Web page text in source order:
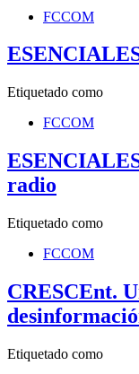
FCCOM
Etiquetado como
FCCOM
radio
Etiquetado como
FCCOM
CRESCEnt.
Etiquetado como